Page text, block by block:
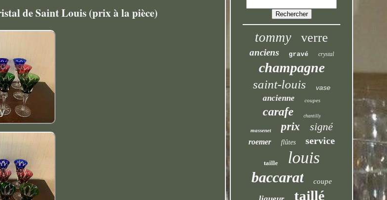
de Saint Louis (prix à la pièce)
tommy verre
anciens gravé crystal
champagne
saint-louis vase
ancienne coupes
carafe chantilly
massenet prix signé
roemer flûtes service
taille louis
baccarat coupe
taillé